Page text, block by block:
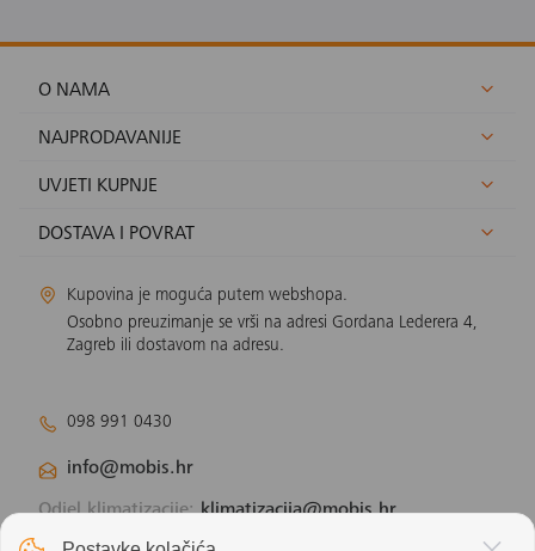
O NAMA
NAJPRODAVANIJE
UVJETI KUPNJE
DOSTAVA I POVRAT
Kupovina je moguća putem webshopa.
Osobno preuzimanje se vrši na adresi Gordana Lederera 4,
Zagreb ili dostavom na adresu.
098 991 0430
info@mobis.hr
Odjel klimatizacije:klimatizacija@mobis.hr
Odjel solarnih panela: